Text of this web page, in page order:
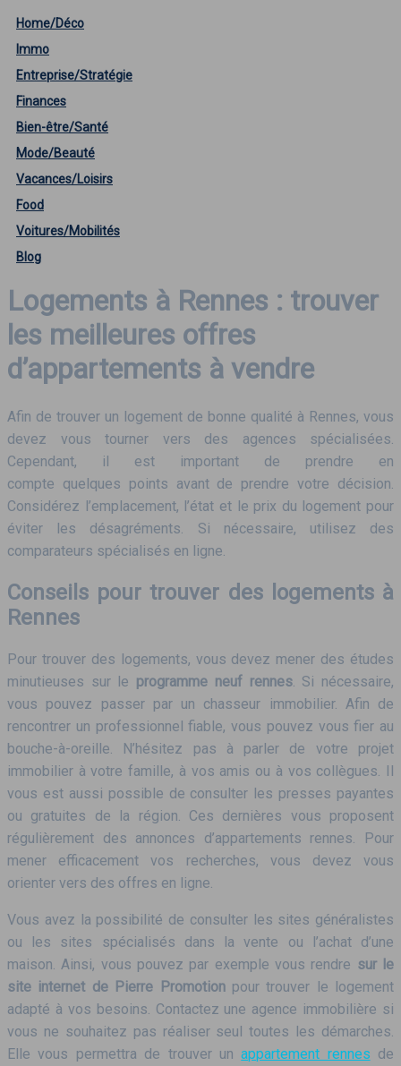
Home/Déco
Immo
Entreprise/Stratégie
Finances
Bien-être/Santé
Mode/Beauté
Vacances/Loisirs
Food
Voitures/Mobilités
Blog
Logements à Rennes : trouver
les meilleures offres
d’appartements à vendre
Afin de trouver un logement de bonne qualité à Rennes, vous
devez vous tourner vers des agences spécialisées.
Cependant, il est important de prendre en
compte quelques points avant de prendre votre décision.
Considérez l’emplacement, l’état et le prix du logement pour
éviter les désagréments. Si nécessaire, utilisez des
comparateurs spécialisés en ligne.
Conseils pour trouver des logements à
Rennes
Pour trouver des logements, vous devez mener des études
minutieuses sur le programme neuf rennes. Si nécessaire,
vous pouvez passer par un chasseur immobilier. Afin de
rencontrer un professionnel fiable, vous pouvez vous fier au
bouche-à-oreille. N’hésitez pas à parler de votre projet
immobilier à votre famille, à vos amis ou à vos collègues. Il
vous est aussi possible de consulter les presses payantes
ou gratuites de la région. Ces dernières vous proposent
régulièrement des annonces d’appartements rennes. Pour
mener efficacement vos recherches, vous devez vous
orienter vers des offres en ligne.
Vous avez la possibilité de consulter les sites généralistes
ou les sites spécialisés dans la vente ou l’achat d’une
maison. Ainsi, vous pouvez par exemple vous rendre sur le
site internet de Pierre Promotionpour trouver le logement
adapté à vos besoins. Contactez une agence immobilière si
vous ne souhaitez pas réaliser seul toutes les démarches.
Elle vous permettra de trouver unappartement rennes de